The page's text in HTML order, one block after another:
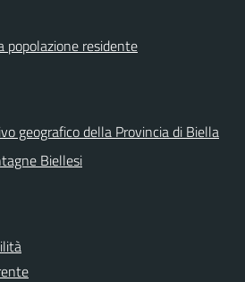
popolazione residente
geografico della Provincia di Biella
Biellesi